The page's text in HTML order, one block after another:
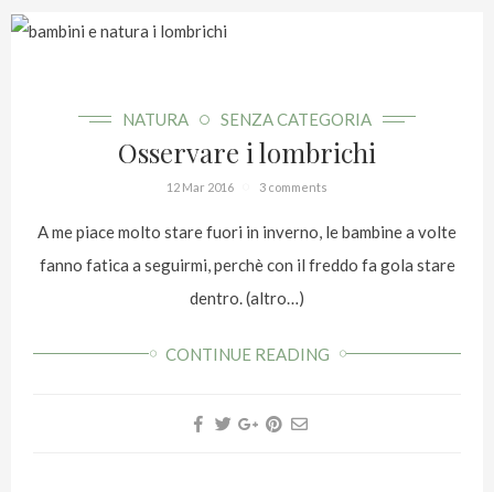
NATURA SENZA CATEGORIA
Osservare i lombrichi
12 Mar 2016 3 comments
A me piace molto stare fuori in inverno, le bambine a volte
fanno fatica a seguirmi, perchè con il freddo fa gola stare
dentro. (altro…)
CONTINUE READING